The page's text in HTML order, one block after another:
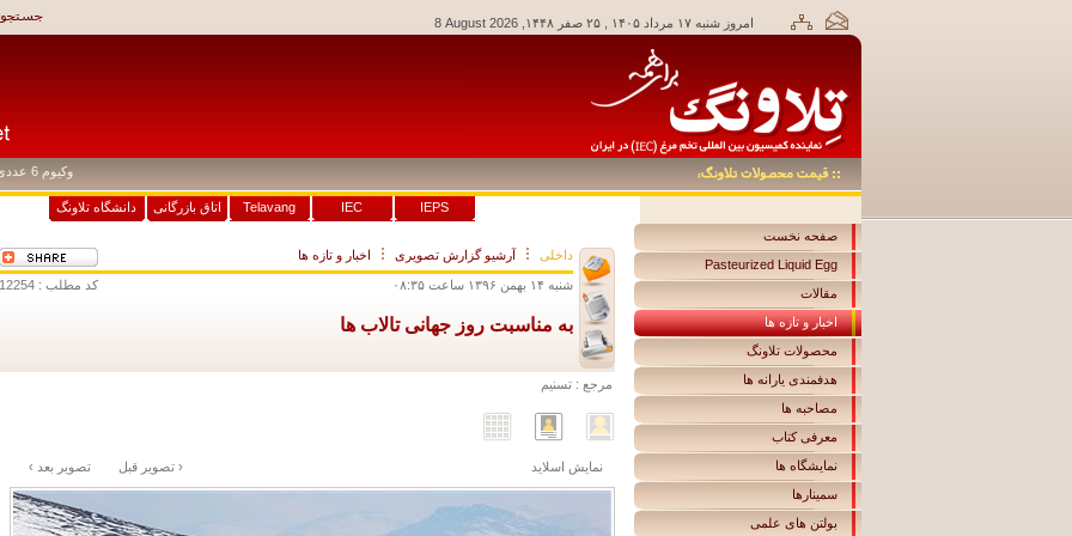
امروز شنبه ۱۷ مرداد ۱۴۰۵ , ۲۵ صفر ۱۴۴۸, 8 August 2026
: ۳۳,۰۰۰
IEPS
IEC
Telavang اتاق بازرگانی
دانشگاه تلاونگ
صفحه نخست
Pasteurized Liquid Egg
مقالات
اخبار و تازه ها
محصولات تلاونگ
هدفمندی یارانه ها
مصاحبه ها
معرفی کتاب
نمایشگاه ها
سمینارها
بولتن های علمی
داخلی آرشيو گزارش تصويری اخبار و تازه ها
شنبه ۱۴ بهمن ۱۳۹۶ ساعت ۰۸:۳۵ کد مطلب : 12254
به مناسبت روز جهانی تالاب ها
مرجع : تسنیم
نمايش اسلايد ‹ تصوير قبل تصوير بعد ›